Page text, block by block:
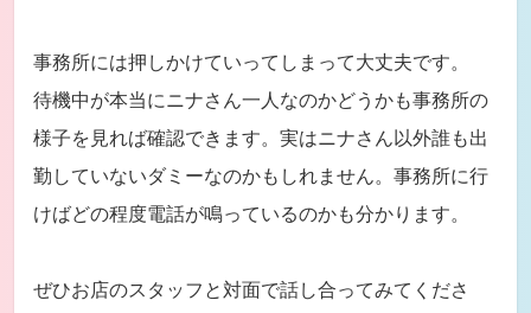
事務所には押しかけていってしまって大丈夫です。
待機中が本当にニナさん一人なのかどうかも事務所の
様子を見れば確認できます。実はニナさん以外誰も出
勤していないダミーなのかもしれません。事務所に行
けばどの程度電話が鳴っているのかも分かります。
ぜひお店のスタッフと対面で話し合ってみてくださ